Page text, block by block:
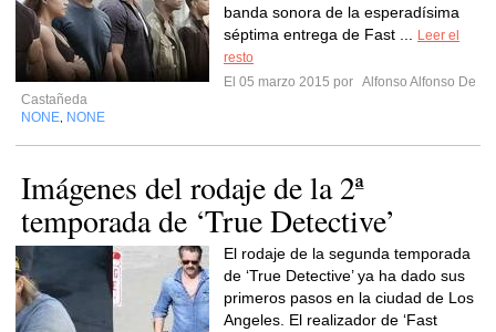
banda sonora de la esperadísima
séptima entrega de Fast ...
Leer el
resto
El 05 marzo 2015 por Alfonso Alfonso De
Castañeda
NONE NONE
Imágenes del rodaje de la 2ª
temporada de ‘True Detective’
El rodaje de la segunda temporada
de ‘True Detective’ ya ha dado sus
primeros pasos en la ciudad de Los
Angeles. El realizador de ‘Fast